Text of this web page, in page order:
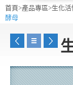
首頁>產品專區>生化
酵母